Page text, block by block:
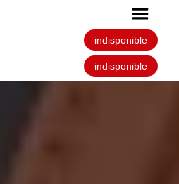
indisponible
indisponible